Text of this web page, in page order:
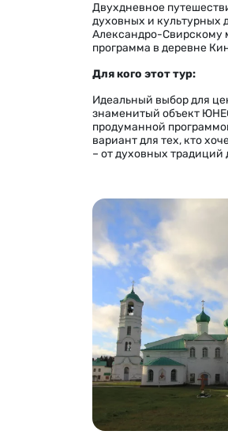
Двухдневное
духовных и культурных
Александро-Свирскому
программа в деревне
Для кого этот тур:
Идеальный выбор для
знаменитый объект
продуманной
вариант для тех, кто
– от духовных традиций